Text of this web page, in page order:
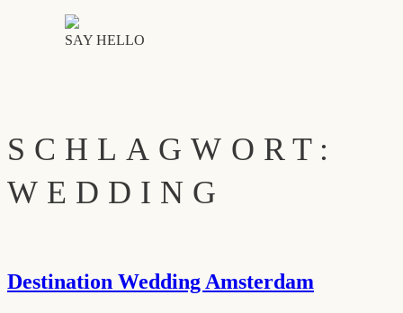
SAY HELLO
SCHLAGWORT:
WEDDING
Destination Wedding Amsterdam